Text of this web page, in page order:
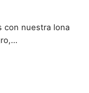
con nuestra lona